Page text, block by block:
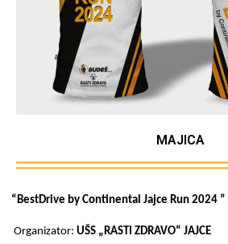
MAJICA
“BestDrive by Continental Jajce Run 2024 ”
Organizator:UŠS „RASTI ZDRAVO“ JAJCE